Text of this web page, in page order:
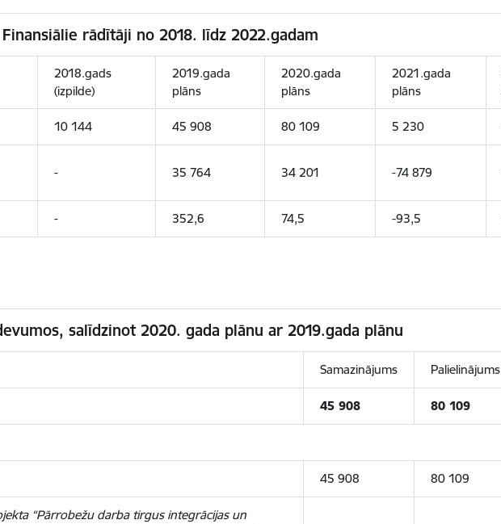
Finansiālie rādītāji no 2018. līdz 2022.gadam
2018.gads
(izpilde)
2019.gada
plāns
2020.gada
plāns
2021.gada
plāns
10 144 45 908 80 109 5 230
- 35 764 34 201 -74 879
- 352,6 74,5 -93,5
salīdzinot 2020. gada plānu ar 2019.gada plānu
Samazinājums Palielinājums
45 908 80 109
45 908 80 109
“Pārrobežu darba tirgus integrācijas un